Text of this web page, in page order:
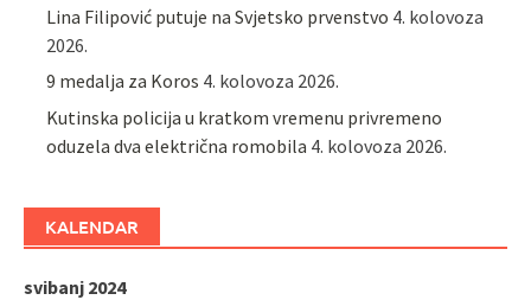
Lina Filipović putuje na Svjetsko prvenstvo 4. kolovoza
2026.
9 medalja za Koros 4. kolovoza 2026.
Kutinska policija u kratkom vremenu privremeno
oduzela dva električna romobila 4. kolovoza 2026.
KALENDAR
svibanj 2024